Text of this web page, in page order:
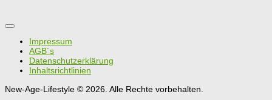
Impressum
AGB´s
Datenschutzerklärung
Inhaltsrichtlinien
New-Age-Lifestyle © 2026. Alle Rechte vorbehalten.